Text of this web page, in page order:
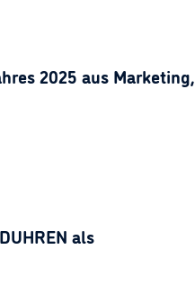
2025 aus Marketing,
als